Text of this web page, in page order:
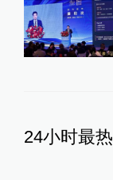
24小时最热